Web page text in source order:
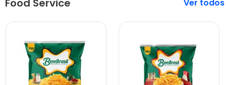
Food Service